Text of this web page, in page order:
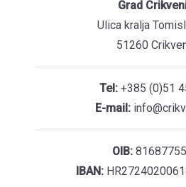
Grad
Ulica kralja
51260
Tel:+385 (0)51
E-mail:
OIB:
IBAN: